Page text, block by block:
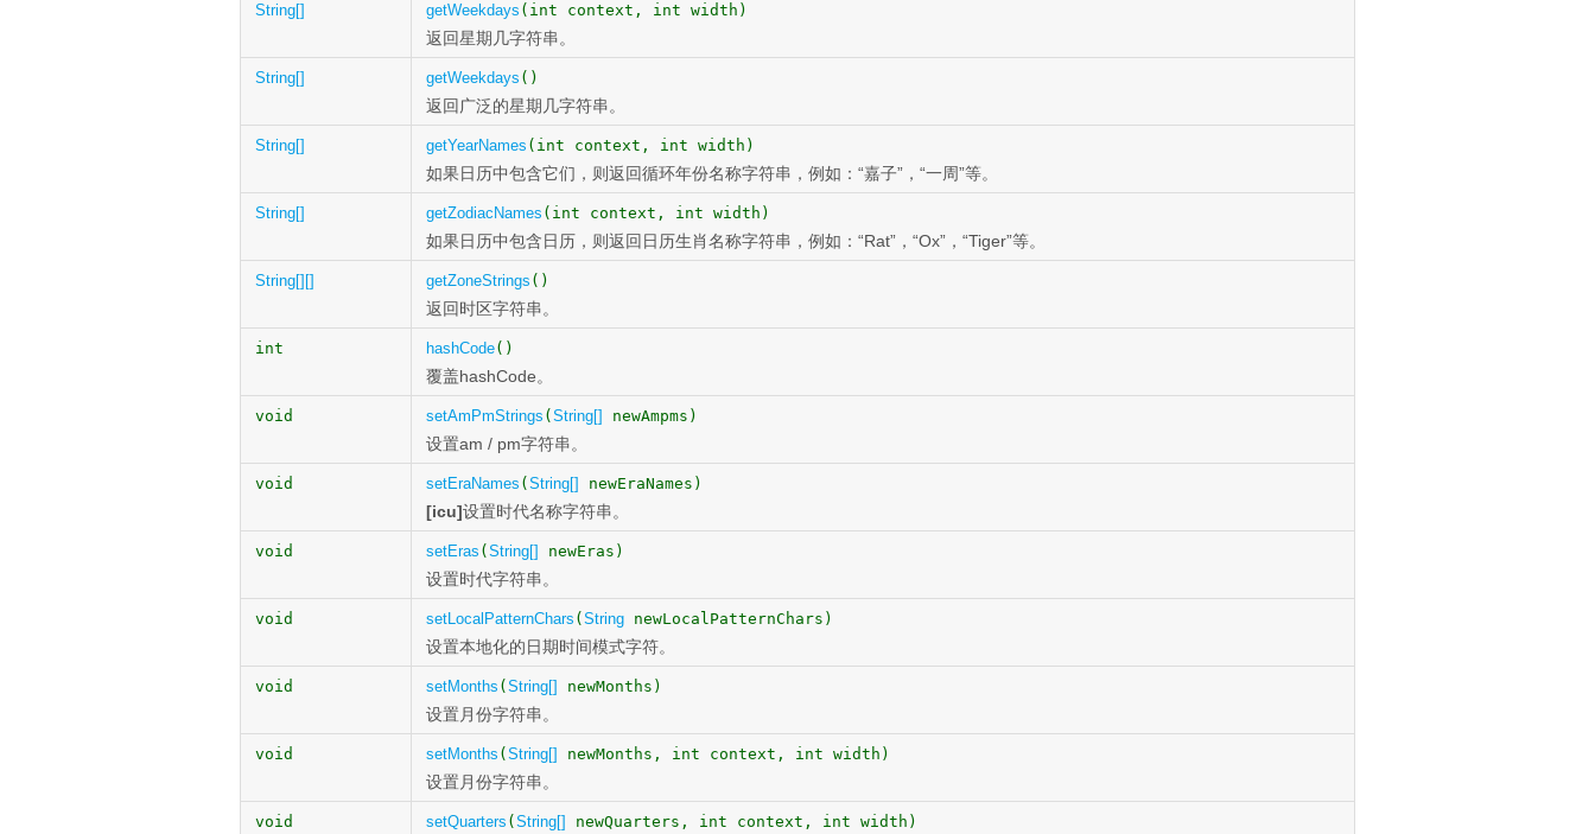
String[] getWeekdays (int context, int width)
返回星期几字符串。
String[] getWeekdays ()
返回广泛的星期几字符串。
String[] getYearNames (int context, int width)
如果日历中包含它们，则返回循环年份名称字符串，例如：“嘉子”，“一周”等。
String[] getZodiacNames (int context, int width)
如果日历中包含日历，则返回日历生肖名称字符串，例如：“Rat”，“Ox”，“Tiger”等。
String[][] getZoneStrings ()
返回时区字符串。
int hashCode()
覆盖hashCode。
void setAmPmStrings ( String[] newAmpms)
设置am / pm字符串。
void setEraNames ( String[] newEraNames)
[icu]设置时代名称字符串。
void setEras ( String[] newEras)
设置时代字符串。
void setLocalPatternChars ( String newLocalPatternChars)
设置本地化的日期时间模式字符。
void setMonths ( String[] newMonths)
设置月份字符串。
void setMonths ( String[] newMonths, int context, int width)
设置月份字符串。
void setQuarters ( String[] newQuarters, int context, int width)